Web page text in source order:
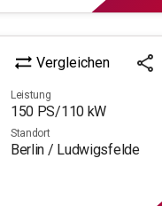
Vergleichen
Leistung
150 PS/110 kW
Standort
Berlin / Ludwigsfelde